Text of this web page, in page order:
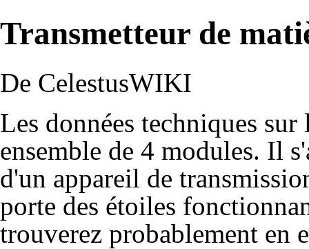
Transmetteur de
De CelestusWIKI
Les données techniques
ensemble de 4 modules. Il
d'un appareil de
porte des étoiles
trouverez probablement en